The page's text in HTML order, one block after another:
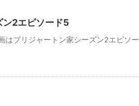
ン2エピソード5
はブリジャートン家シーズン2エピソー